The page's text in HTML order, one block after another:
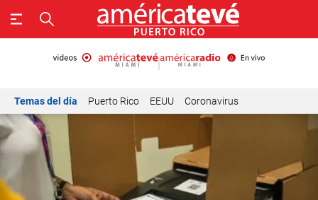
Temas del día Puerto Rico EEUU Coronavirus